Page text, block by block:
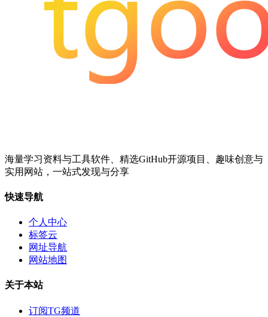
海量学习资料与工具软件、精选GitHub开源项目、趣味创意与
实用网站，一站式发现与分享
快速导航
个人中心
标签云
网址导航
网站地图
关于本站
订阅TG频道